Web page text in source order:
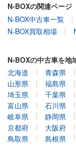
N-BOXの関連ページ
N-BOX中古車一覧
N-BOX買取相場
N-BOXの中古車を地
北海道
青森県
山形県
福島県
埼玉県
千葉県
富山県
石川県
岐阜県
静岡県
京都府
大阪府
鳥取県
島根県